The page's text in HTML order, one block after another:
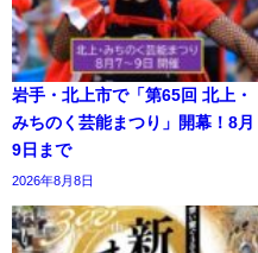
岩手・北上市で「第65回 北上・
みちのく芸能まつり」開幕！8月
9日まで
2026年8月8日